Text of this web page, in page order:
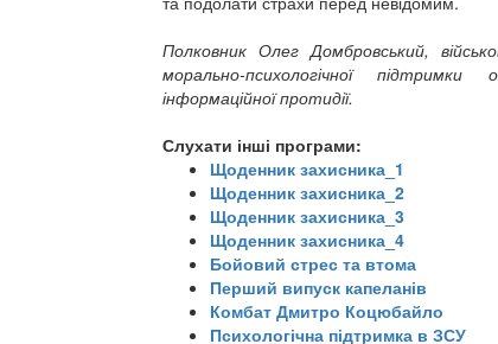
Полковник Олег Домбровський,
морально-психологічної
інформаційної протидії.
Слухати інші програми:
Щоденник захисника_1
Щоденник захисника_2
Щоденник захисника_3
Щоденник захисника_4
Бойовий стрес та втома
Перший випуск капеланів
Комбат Дмитро Коцюбайло
Психологічна підтримка в ЗСУ